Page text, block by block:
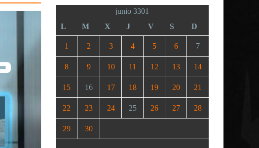
junio 3301
L
M X J V S D
1 2 3 4 5 6 7
8 9 10 11 12 13 14
15 16 17 18 19 20 21
22 23 24 25 26 27 28
29 30